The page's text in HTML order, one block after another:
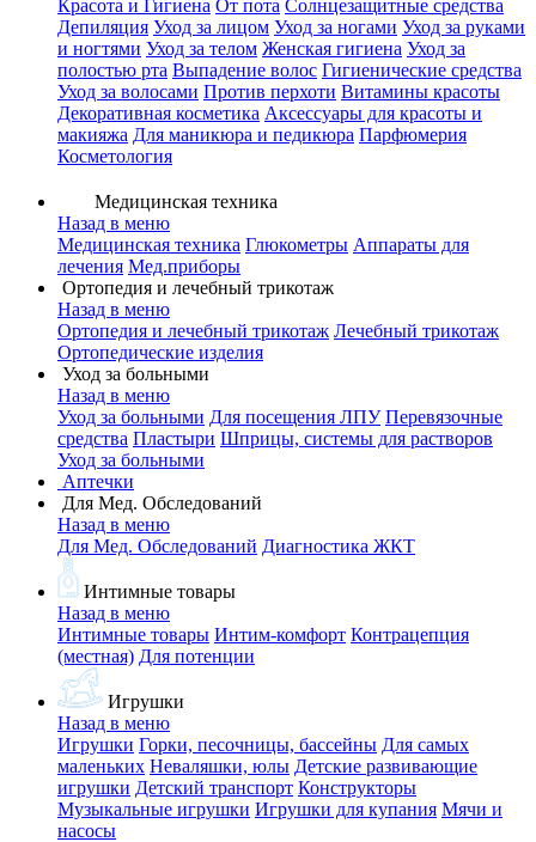
Красота и Гигиена От пота Солнцезащитные средства
Депиляция Уход за лицом Уход за ногами Уход за руками
и ногтями Уход за телом Женская гигиена Уход за
полостью рта Выпадение волос Гигиенические средства
Уход за волосами Против перхоти Витамины красоты
Декоративная косметика Аксессуары для красоты и
макияжа Для маникюра и педикюра Парфюмерия
Косметология
Медицинская техника
Назад в меню
Медицинская техника Глюкометры Аппараты для
лечения Мед.приборы
Ортопедия и лечебный трикотаж
Назад в меню
Ортопедия и лечебный трикотаж Лечебный трикотаж
Ортопедические изделия
Уход за больными
Назад в меню
Уход за больными Для посещения ЛПУ Перевязочные
средства Пластыри Шприцы, системы для растворов
Уход за больными
Аптечки
Для Мед. Обследований
Назад в меню
Для Мед. Обследований Диагностика ЖКТ
Интимные товары
Назад в меню
Интимные товары Интим-комфорт Контрацепция
(местная) Для потенции
Игрушки
Назад в меню
Игрушки Горки, песочницы, бассейны Для самых
маленьких Неваляшки, юлы Детские развивающие
игрушки Детский транспорт Конструкторы
Музыкальные игрушки Игрушки для купания Мячи и
насосы